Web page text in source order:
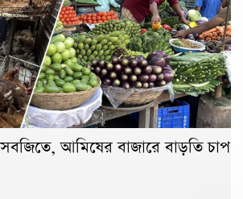
সবজিতে, আমিষের বাজারে বাড়তি চাপ